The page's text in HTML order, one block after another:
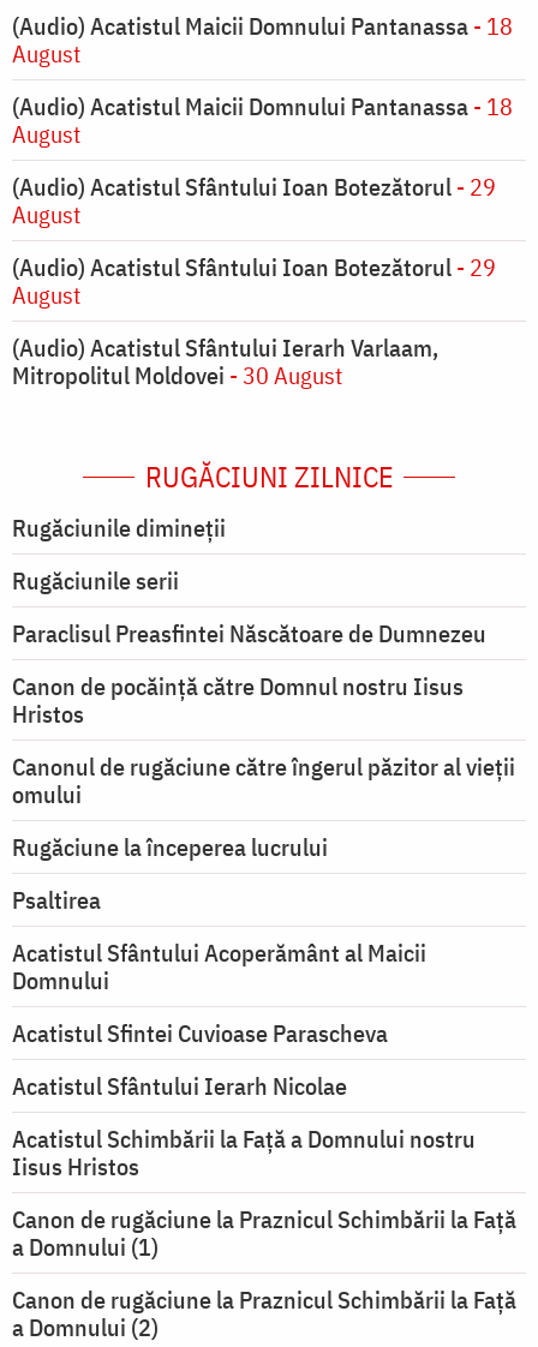
(Audio) Acatistul Maicii Domnului Pantanassa- 18
August
(Audio) Acatistul Maicii Domnului Pantanassa- 18
August
(Audio) Acatistul Sfântului Ioan Botezătorul- 29
August
(Audio) Acatistul Sfântului Ioan Botezătorul- 29
August
(Audio) Acatistul Sfântului Ierarh Varlaam,
Mitropolitul Moldovei - 30 August
RUGĂCIUNI ZILNICE
Rugăciunile dimineții
Rugăciunile serii
Paraclisul Preasfintei Născătoare de Dumnezeu
Canon de pocăință către Domnul nostru Iisus
Hristos
Canonul de rugăciune către îngerul păzitor al vieții
omului
Rugăciune la începerea lucrului
Psaltirea
Acatistul Sfântului Acoperământ al Maicii
Domnului
Acatistul Sfintei Cuvioase Parascheva
Acatistul Sfântului Ierarh Nicolae
Acatistul Schimbării la Faţă a Domnului nostru
Iisus Hristos
Canon de rugăciune la Praznicul Schimbării la Faţă
a Domnului (1)
Canon de rugăciune la Praznicul Schimbării la Faţă
a Domnului (2)